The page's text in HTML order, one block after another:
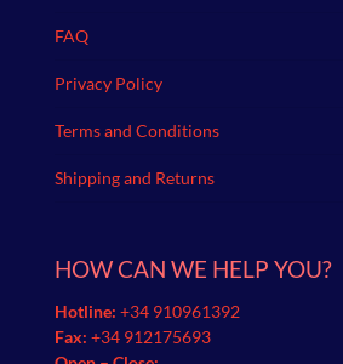
FAQ
Privacy Policy
Terms and Conditions
Shipping and Returns
HOW CAN WE HELP YOU?
Hotline: +34 910961392
Fax: +34 912175693